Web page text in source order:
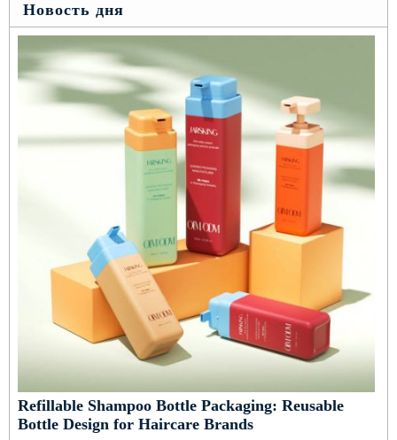
Новость дня
Refillable Shampoo Bottle Packaging: Reusable
Bottle Design for Haircare Brands